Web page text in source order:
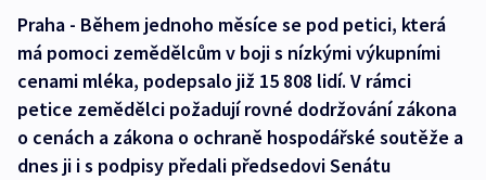
Praha - Během jednoho měsíce se pod petici, která
má pomoci zemědělcům v boji s nízkými výkupními
cenami mléka, podepsalo již 15 808 lidí. V rámci
petice zemědělci požadují rovné dodržování zákona
o cenách a zákona o ochraně hospodářské soutěže a
dnes ji i s podpisy předali předsedovi Senátu